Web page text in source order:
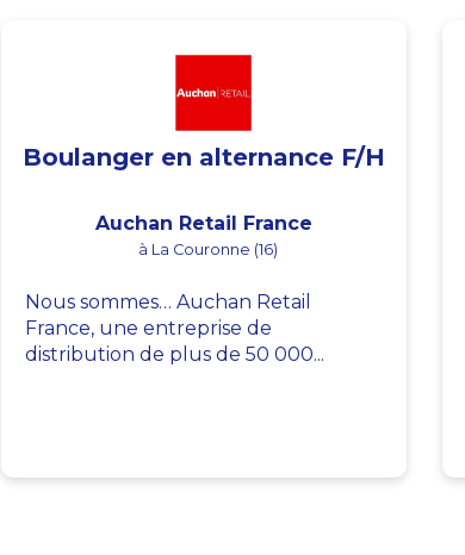
Boulanger en alternance F/H
Auchan Retail France
à La Couronne (16)
Nous sommes… Auchan Retail
France, une entreprise de
distribution de plus de 50 000...